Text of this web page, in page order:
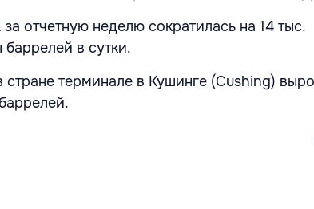
отчетную неделю сократилась на 14 тыс.
в сутки.
терминале в Кушинге (Cushing)